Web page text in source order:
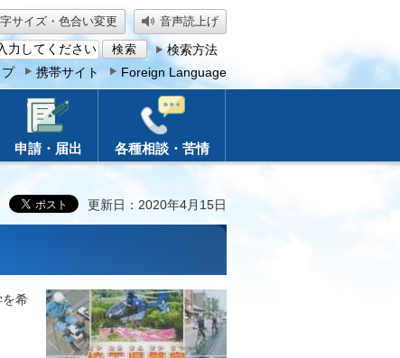
サイズ・色合い変更 音声読上げ
検索方法
携帯サイト Foreign Language
申請・届出 各種相談・苦情
更新日：2020年4月15日
を希